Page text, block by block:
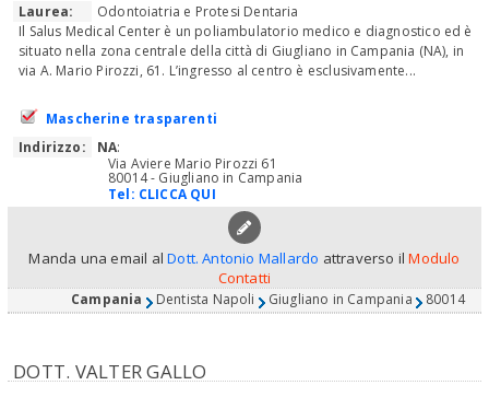
Laurea:
Odontoiatria e Protesi Dentaria
Il Salus Medical Center è un poliambulatorio medico e diagnostico ed è
situato nella zona centrale della città di Giugliano in Campania (NA), in
via A. Mario Pirozzi, 61. L’ingresso al centro è esclusivamente...
Mascherine trasparenti
Indirizzo:
NA:
Via Aviere Mario Pirozzi 61
80014 - Giugliano in Campania
Tel: CLICCA QUI
Manda una email alDott. Antonio Mallardo attraverso ilModulo
Contatti
Campania Dentista Napoli Giugliano in Campania 80014
DOTT. VALTER GALLO